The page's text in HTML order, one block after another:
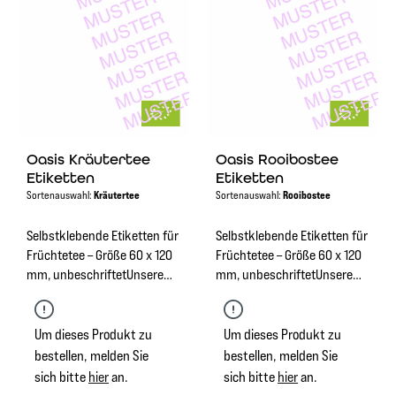
Oasis Kräutertee
Etiketten
Sortenauswahl:Kräutertee
Selbstklebende Etiketten für
Früchtetee – Größe 60 x 120
mm, unbeschriftetUnsere
selbstklebenden Etiketten in
der Größe 60 x 120 mm
eignen sich perfekt zur
Kennzeichnung von
Um dieses Produkt zu
bestellen, melden Sie
sich bitte hieran.
Oasis Rooibostee
Etiketten
Sortenauswahl:Rooibostee
Selbstklebende Etiketten für
Früchtetee – Größe 60 x 120
mm, unbeschriftetUnsere
selbstklebenden Etiketten in
der Größe 60 x 120 mm
eignen sich perfekt zur
Kennzeichnung von
Um dieses Produkt zu
bestellen, melden Sie
sich bitte hieran.